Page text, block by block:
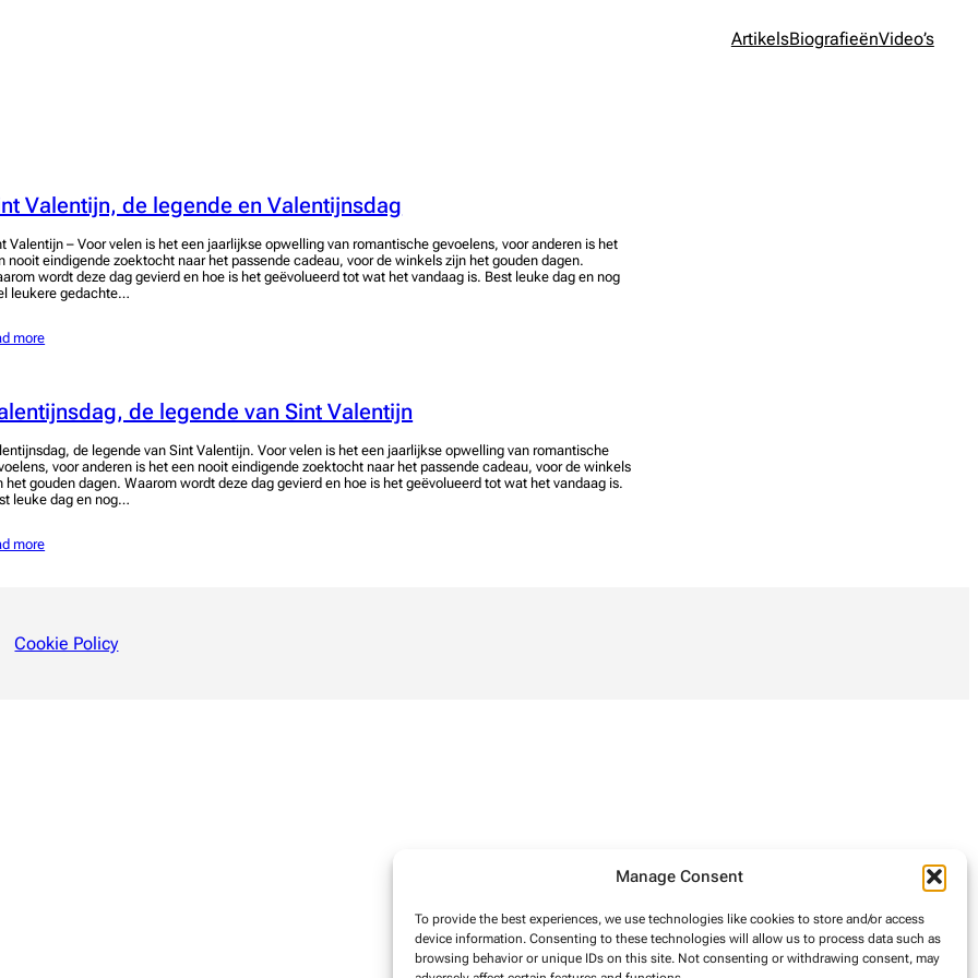
Manage Consent
To provide the best experiences, we use technologies like cookies to store and/or access
device information. Consenting to these technologies will allow us to process data such as
browsing behavior or unique IDs on this site. Not consenting or withdrawing consent, may
ArtikelsBiografieënVideo’s
Valentijn, de legende en Valentijnsdag
Valentijn – Voor velen is het een jaarlijkse opwelling van romantische gevoelens, voor anderen is het
nooit eindigende zoektocht naar het passende cadeau, voor de winkels zijn het gouden dagen.
wordt deze dag gevierd en hoe is het geëvolueerd tot wat het vandaag is. Best leuke dag en nog
leukere gedachte…
more
de legende van Sint Valentijn
de legende van Sint Valentijn. Voor velen is het een jaarlijkse opwelling van romantische
voor anderen is het een nooit eindigende zoektocht naar het passende cadeau, voor de winkels
het gouden dagen. Waarom wordt deze dag gevierd en hoe is het geëvolueerd tot wat het vandaag is.
leuke dag en nog…
more
Cookie Policy